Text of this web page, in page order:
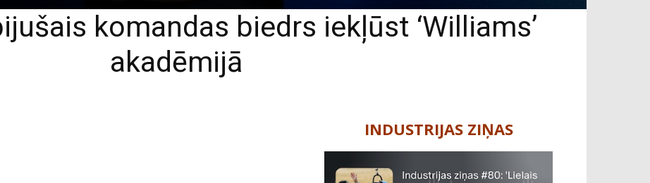
komandas biedrs iekļūst ‘Williams’
akadēmijā
INDUSTRIJAS ZIŅAS